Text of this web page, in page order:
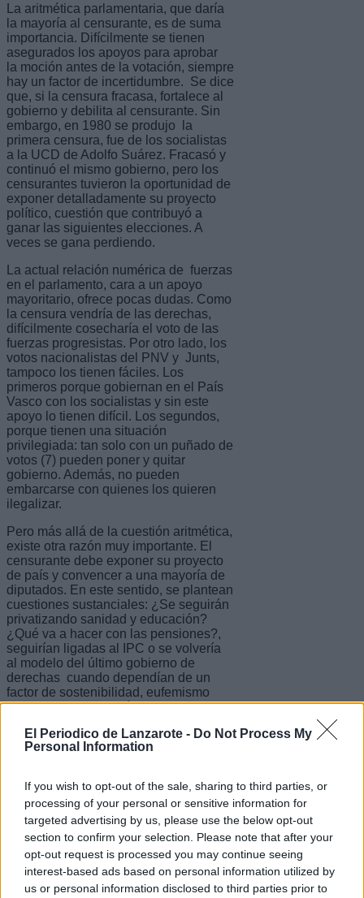
El Periodico de Lanzarote - Do Not Process My
Personal Information
If you wish to opt-out of the sale, sharing to third parties, or
processing of your personal or sensitive information for
targeted advertising by us, please use the below opt-out
section to confirm your selection. Please note that after your
opt-out request is processed you may continue seeing
interest-based ads based on personal information utilized by
us or personal information disclosed to third parties prior to
La aritmética parlamentaria, que daría
la mayoría al censurante, es de suma
importancia. Difícilmente se tienen
asegurados los apoyos para aprobar
la moción antes de la votación, siempre
hay un factor de incertidumbre. Se dice
que, si la censura fracasa, fortalece al
gobierno y debilita al censurante. Sin
embargo, en 1980 se produjo la
primera censura, fue de los socialistas
a la UCD de Adolfo Suárez. Fracasó y
continuó el mismo gobierno, pero los
censurantes tuvieron la oportunidad de
exponer detalladamente su proyecto
político, cuestión que contribuyó a
ganar las siguientes elecciones. A
veces se gana perdiendo.
La actual relación numérica de fuerzas
en el parlamento, cara a un apoyo
mayoritario, ofrece pocas dudas. Como
la censura vendría de las derechas,
difícilmente cosecharía el voto de las
fuerzas progresistas. Por otro lado, los
votos nacionalistas del PNV y Junts,
tampoco los tienen fáciles. Los
primeros porque gobiernan en el País
Vasco con los socialistas y sin este
apoyo lo tienen difícil. Los segundos,
porque tienen una situación
privilegiada: tan solo con un puñado de
votos (7) pueden poner y quitar
gobierno. Además, no pueden
embarcarse con quienes los quieren
ilegalizar.
Pero más allá de la cuestión aritmética,
existe otra razón muy importante. El
censurante debe exponer su proyecto
de país y convencer a una mayoría de
diputados. En este sentido, se plantean
cuestiones sustanciales: ¿Se seguirán
privatizando sanidad y educación?
¿Qué va a hacer con las pensiones?,
seguirían ligadas al IPC o se volvería
al modelo del último gobierno de
derechas cuando dependían de un
factor de sostenibilidad, eufemismo
para decir que subirán lo que se
sobre la inmigración? ¿Cuál es su
modelo de financiación autonómica?
se oponen a la prioridad nacional
pactada con VOX? Es primordial
despejar estas y otras incógnitas.
Falta un año para las elecciones y
posiblemente no tengamos censura.
Se imponen los intereses de los
partidos. Todos quieren estar bien
posicionados para las siguientes